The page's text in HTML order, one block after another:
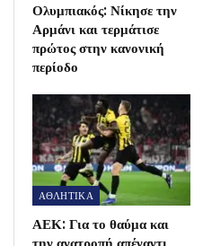
Ολυμπιακός: Νίκησε την
Αρμάνι και τερμάτισε
πρώτος στην κανονική
περίοδο
ΑΘΛΗΤΙΚΑ
ΑΕΚ: Για το θαύμα και